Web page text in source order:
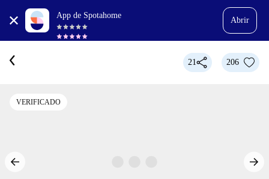
App de Spotahome
Abrir
21 206
VERIFICADO